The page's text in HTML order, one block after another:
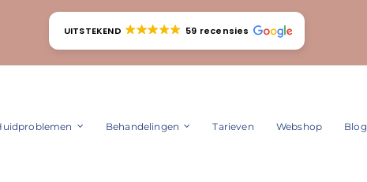
UITSTEKEND 59 recensies
Behandelingen Tarieven Webshop Blog